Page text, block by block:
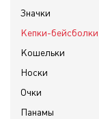
Значки
Кепки-бейсболки
Кошельки
Носки
Очки
Панамы